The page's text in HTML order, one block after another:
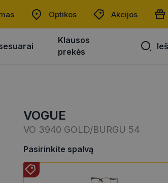
Optikos Akcijos
Klausos
prekės
VOGUE
VO 3940 GOLD/BURGU 54
Pasirinkite spalvą